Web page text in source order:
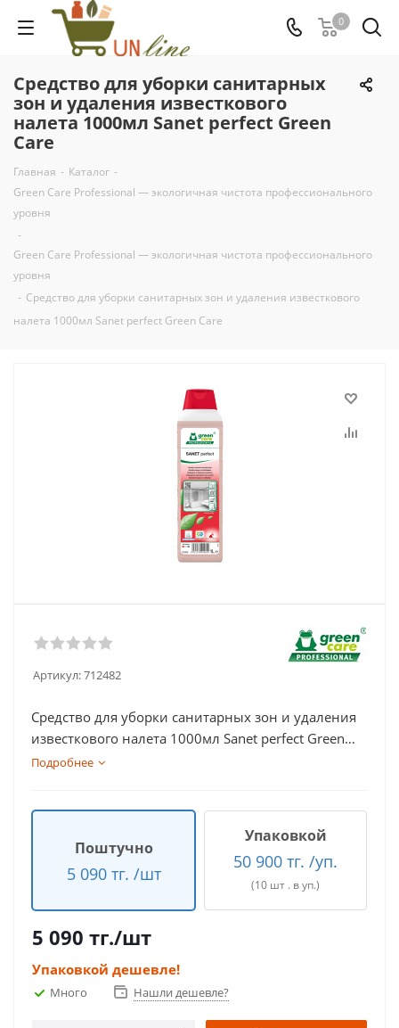
0
Средство для уборки санитарных
зон и удаления известкового
налета 1000мл Sanet perfect Green
Care
Главная - Каталог -
Green Care Professional — экологичная чистота профессионального
уровня
-
Green Care Professional — экологичная чистота профессионального
уровня
- Средство для уборки санитарных зон и удаления известкового
налета 1000мл Sanet perfect Green Care
Артикул:712482
Средство для уборки санитарных зон и удаления
известкового налета 1000мл Sanet perfect Green
Care
Подробнее
Поштучно
5 090 тг. /шт
Упаковкой
50 900 тг. /уп.
(10 шт . в уп.)
5 090 тг./шт
Упаковкой дешевле!
Много Нашли дешевле?